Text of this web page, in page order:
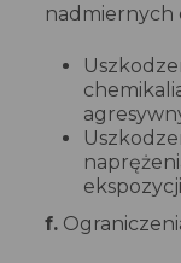
nadmiernych
f.